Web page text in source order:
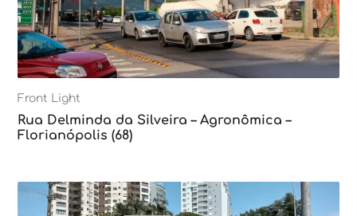
Front Light
Rua Delminda da Silveira – Agronômica –
Florianópolis (68)